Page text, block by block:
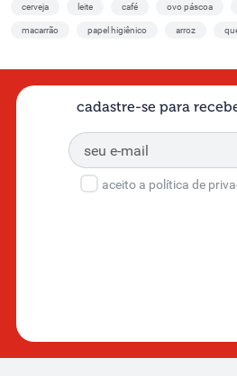
cerveja leite café ovo páscoa
macarrão papel higiênico arroz
cadastre-se para
aceito a política de